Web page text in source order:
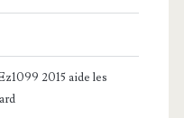
2015 aide les